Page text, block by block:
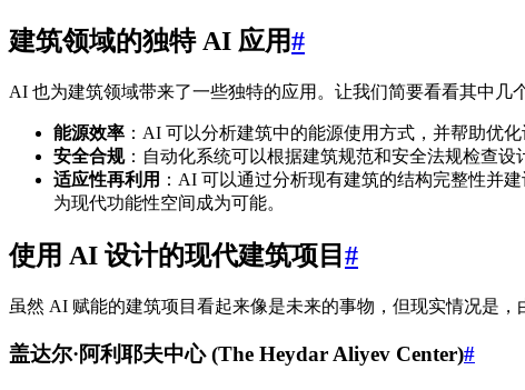
建筑领域的独特 AI 应用#
AI 也为建筑领域带来了一些独特的应用。让我们简要看看其中几
能源效率 ：AI 可以分析建筑中的能源使用方式，并帮助优
安全合规：自动化系统可以根据建筑规范和安全法规检查
适应性再利用 ：AI 可以通过分析现有建筑的结构完整性并
为现代功能性空间成为可能。
使用 AI 设计的现代建筑项目 #
虽然 AI 赋能的建筑项目看起来像是未来的事物，但现实情况是
盖达尔·阿利耶夫中心 (The Heydar Aliyev Center)#